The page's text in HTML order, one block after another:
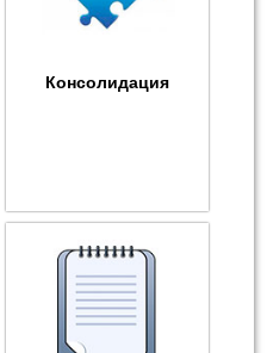
Консолидация